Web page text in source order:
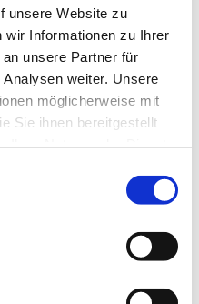
unsere Website zu
wir Informationen zu Ihrer
unsere Partner für
weiter. Unsere
möglicherweise mit
Sie ihnen bereitgestellt
Bewältigung
auf Reisen
Handeln.
Themen,
Erlebnisse und Ziele.
verstehen,
wird .
(z. B. Konjunktiv II,